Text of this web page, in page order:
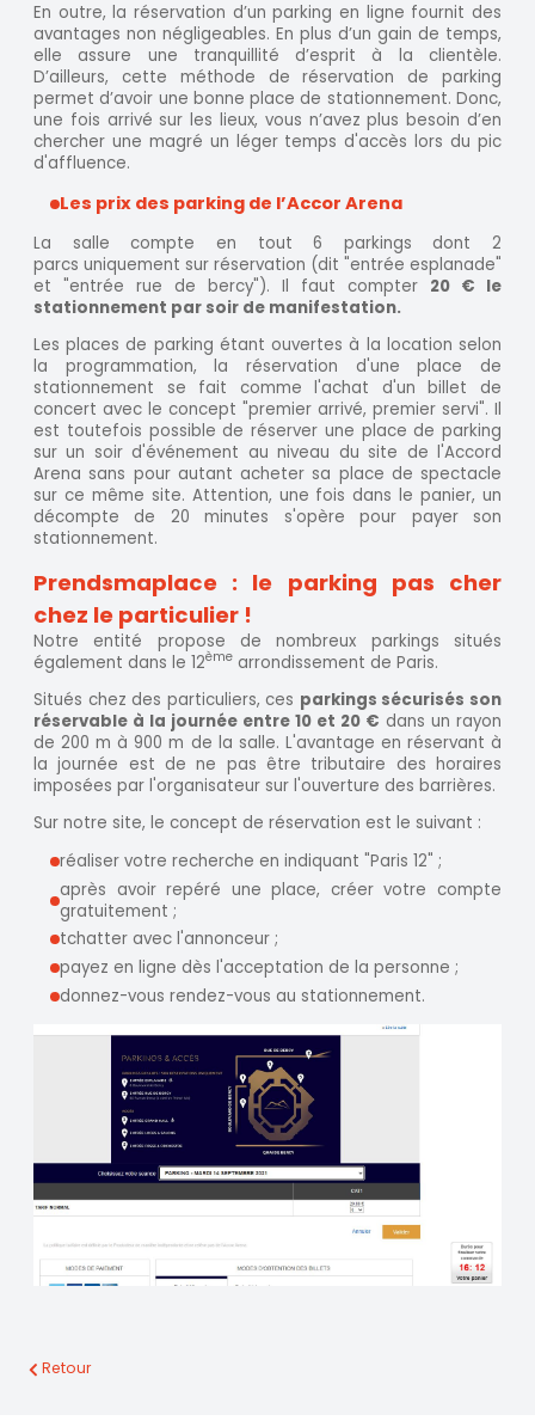
En outre, la réservation d’un parking en ligne fournit des
avantages non négligeables. En plus d’un gain de temps,
elle assure une tranquillité d’esprit à la clientèle.
D’ailleurs, cette méthode de réservation de parking
permet d’avoir une bonne place de stationnement. Donc,
une fois arrivé sur les lieux, vous n’avez plus besoin d’en
chercher une magré un léger temps d'accès lors du pic
d'affluence.
Les prix des parking de l’Accor Arena
La salle compte en tout 6 parkings dont 2
parcs uniquement sur réservation (dit "entrée esplanade"
et "entrée rue de bercy"). Il faut compter 20 € le
stationnement par soir de manifestation.
Les places de parking étant ouvertes à la location selon
la programmation, la réservation d'une place de
stationnement se fait comme l'achat d'un billet de
concert avec le concept "premier arrivé, premier servi". Il
est toutefois possible de réserver une place de parking
sur un soir d'événement au niveau du site de l'Accord
Arena sans pour autant acheter sa place de spectacle
sur ce même site. Attention, une fois dans le panier, un
décompte de 20 minutes s'opère pour payer son
stationnement.
Prendsmaplace : le parking pas cher
chez le particulier !
Notre entité propose de nombreux parkings situés
également dans le 12ème arrondissement de Paris.
Situés chez des particuliers, ces parkings sécurisés son
réservable à la journée entre 10 et 20 € dans un rayon
de 200 m à 900 m de la salle. L'avantage en réservant à
la journée est de ne pas être tributaire des horaires
imposées par l'organisateur sur l'ouverture des barrières.
Sur notre site, le concept de réservation est le suivant :
réaliser votre recherche en indiquant "Paris 12" ;
après avoir repéré une place, créer votre compte
gratuitement ;
tchatter avec l'annonceur ;
payez en ligne dès l'acceptation de la personne ;
donnez-vous rendez-vous au stationnement.
Retour